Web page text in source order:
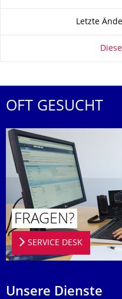
Letzte
OFT GESUCHT
FRAGEN?
SERVICE DESK
Unsere Dienste